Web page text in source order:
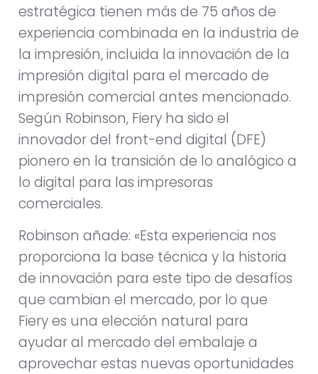
estratégica tienen más de 75 años de
experiencia combinada en la industria de
la impresión, incluida la innovación de la
impresión digital para el mercado de
impresión comercial antes mencionado.
Según Robinson, Fiery ha sido el
innovador del front-end digital (DFE)
pionero en la transición de lo analógico a
lo digital para las impresoras
comerciales.
Robinson añade: «Esta experiencia nos
proporciona la base técnica y la historia
de innovación para este tipo de desafíos
que cambian el mercado, por lo que
Fiery es una elección natural para
ayudar al mercado del embalaje a
aprovechar estas nuevas oportunidades